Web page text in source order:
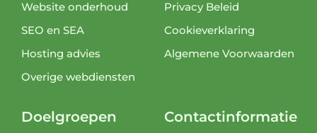
Website onderhoud
SEO en SEA
Hosting advies
Overige webdiensten
Privacy Beleid
Cookieverklaring
Algemene Voorwaarden
Doelgroepen Contactinformatie